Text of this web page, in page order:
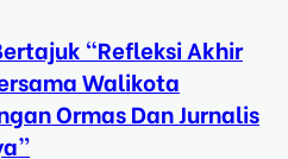
“Refleksi Akhir
Walikota
Ormas Dan Jurnalis